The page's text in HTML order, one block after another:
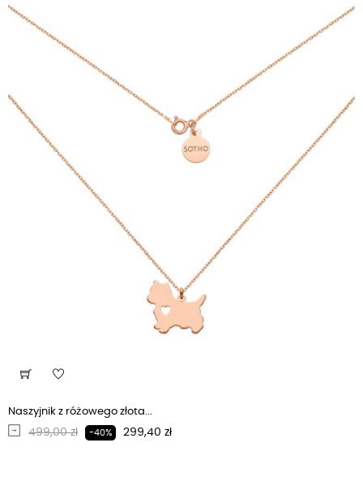
Naszyjnik z różowego złota...
Regularna cena
499,00 zł -40% Cena
299,40 zł